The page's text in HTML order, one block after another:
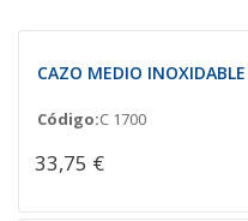
CAZO MEDIO
Código:C 1700
33,75 €